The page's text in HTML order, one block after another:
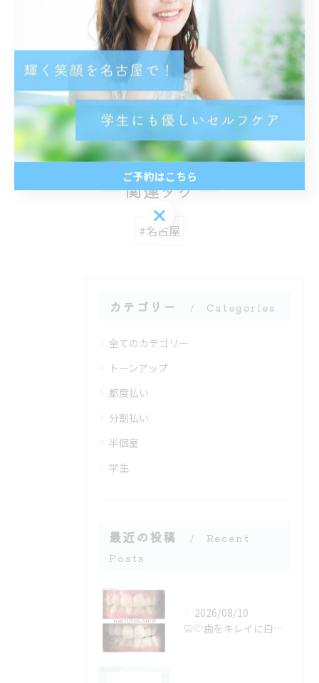
#イメチェン #印象UP #美男 #美女
< 前のページ
関連タグ
#名古屋
カテゴリー Categories
全てのカテゴリー
トーンアップ
都度払い
分割払い
半個室
学生
最近の投稿
Recent
Posts
2026/08/10
🦷🤍歯をキレイに白くするために🤍🦷
ご予約はこちら
ご予約はこちら